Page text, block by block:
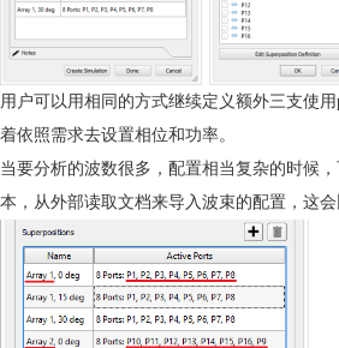
用户可以用相同的方式继续定义额外三支使用
着依照需求去设置相位和功率。
当要分析的波数很多，配置相当复杂的时候
本，从外部读取文档来导入波束的配置，这